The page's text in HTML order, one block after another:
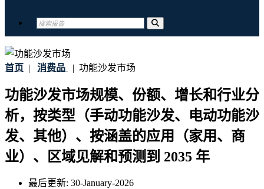
首页 | 消费品 | 功能沙发市场
功能沙发市场规模、份额、增长和行业分
析，按类型（手动功能沙发、电动功能沙
发、其他）、按涵盖的应用（家用、商
业）、区域见解和预测到 2035 年
最后更新: 30-January-2026